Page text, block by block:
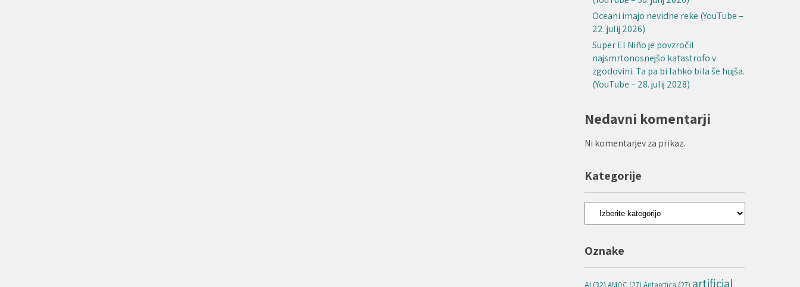
Oceani imajo nevidne reke (YouTube –
22. julij 2026)
Super El Niño je povzročil
najsmrtonosnejšo katastrofo v
zgodovini. Ta pa bi lahko bila še hujša.
(YouTube – 28. julij 2028)
Nedavni komentarji
Ni komentarjev za prikaz.
Kategorije
Kategorije
Oznake
AI (32) AMOC (27) Antarctica (27) artificial